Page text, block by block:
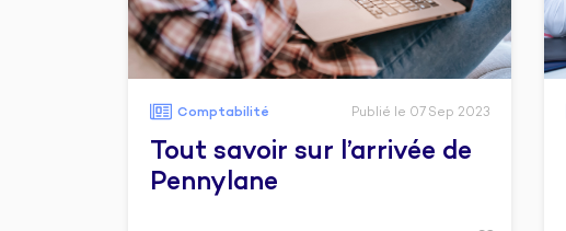
Comptabilité Publié le 07 Sep 2023
Tout savoir sur l’arrivée de
Pennylane